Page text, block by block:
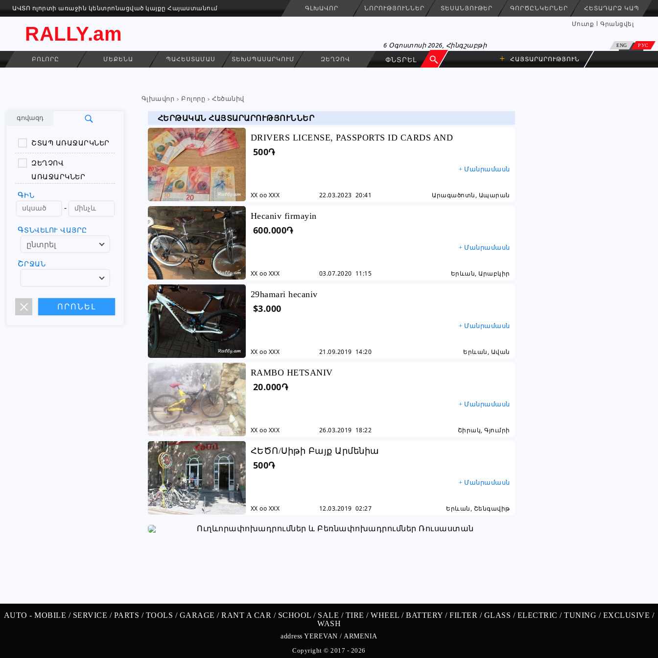
ԱՎՏՈ ոլորտի առաջին կենտրոնացված կայքը Հայաստանում ԳԼԽԱՎՈՐ ՆՈՐՈՒԹՅՈՒՆՆԵՐ ՏԵՍԱՆՅՈՒԹԵՐ ԳՈՐԾԸՆԿԵՐՆԵՐ ՀԵՏԱԴԱՐՁ ԿԱՊ
RALLY.am Մուտք Գրանցվել
ENG РУС
6 Օգոստոսի 2026, Հինգշաբթի
ԲՈԼՈՐԸ ՄԵՔԵՆԱ ՊԱՀԵՍՏԱՄԱՍ ՏԵԽՍՊԱՍԱՐԿՈՒՄ ԶԵՂՉՈՎ + ՀԱՅՏԱՐԱՐՈՒԹՅՈՒՆ
Գլխավոր Բոլորը Հեծանիվ
գովազդ
ՇՏԱՊ ԱՌԱՋԱՐԿՆԵՐ
ԶԵՂՉՈՎ
ԱՌԱՋԱՐԿՆԵՐ
ԳԻՆ
-
ԳՏՆՎԵԼՈՒ ՎԱՅՐԸ
ՇՐՋԱՆ
ՀԵՐԹԱԿԱՆ ՀԱՅՏԱՐԱՐՈՒԹՅՈՒՆՆԵՐ
DRIVERS LICENSE, PASSPORTS ID CARDS AND
OTHER DOCUMENTS
500֏
+ Մանրամասն
XX oo XXX 22.03.2023 20:41 Արագածոտն, Ապարան
Hecaniv firmayin
600.000֏
+ Մանրամասն
XX oo XXX 03.07.2020 11:15 Երևան, Արաբկիր
29hamari hecaniv
$3.000
+ Մանրամասն
XX oo XXX 21.09.2019 14:20 Երևան, Ավան
RAMBO HETSANIV
20.000֏
+ Մանրամասն
XX oo XXX 26.03.2019 18:22 Շիրակ, Գյումրի
ՀԵԾՈ/Սիթի Բայք Արմենիա
500֏
+ Մանրամասն
XX oo XXX 12.03.2019 02:27 Երևան, Շենգավիթ
AUTO -MOBILE / SERVICE / PARTS / TOOLS / GARAGE /RANT A CAR / SCHOOL / SALE / TIRE /WHEEL /BATTERY /FILTER / GLASS / ELECTRIC /TUNING / EXCLUSIVE /
WASH
address YEREVAN / ARMENIA
Copyright © 2017 - 2026